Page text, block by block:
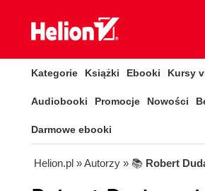
Kategorie Książki Ebooki Kursy
Audiobooki Promocje Nowości
Darmowe ebooki
Helion.pl » Autorzy » 📚 Robert